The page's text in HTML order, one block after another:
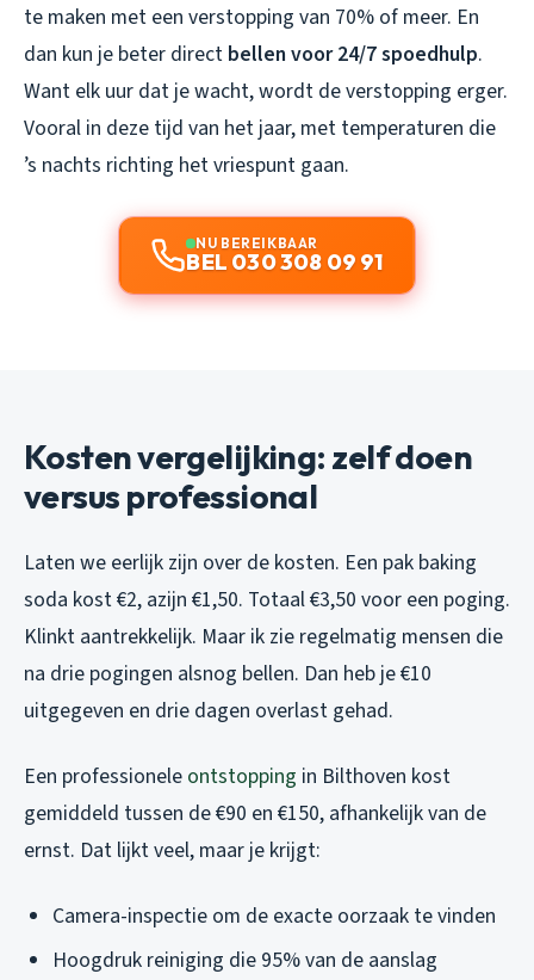
te maken met een verstopping van 70% of meer. En
dan kun je beter direct bellen voor 24/7 spoedhulp.
Want elk uur dat je wacht, wordt de verstopping erger.
Vooral in deze tijd van het jaar, met temperaturen die
’s nachts richting het vriespunt gaan.
NU BEREIKBAAR
BEL 030 308 09 91
Kosten vergelijking: zelf doen
versus professional
Laten we eerlijk zijn over de kosten. Een pak baking
soda kost €2, azijn €1,50. Totaal €3,50 voor een poging.
Klinkt aantrekkelijk. Maar ik zie regelmatig mensen die
na drie pogingen alsnog bellen. Dan heb je €10
uitgegeven en drie dagen overlast gehad.
Een professionele ontstopping in Bilthoven kost
gemiddeld tussen de €90 en €150, afhankelijk van de
ernst. Dat lijkt veel, maar je krijgt:
Camera-inspectie om de exacte oorzaak te vinden
Hoogdruk reiniging die 95% van de aanslag